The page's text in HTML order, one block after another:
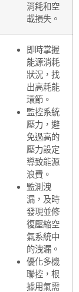
消耗和空
載損失。
即時掌握
能源消耗
狀況，找
出高耗能
環節。
監控系統
壓力，避
免過高的
壓力設定
導致能源
浪費。
監測洩
漏，及時
發現並修
復壓縮空
氣系統中
的洩漏。
優化多機
聯控，根
據用氣需